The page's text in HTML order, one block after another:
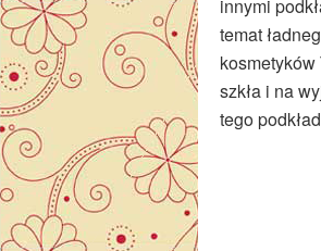
innymi
temat
szkła i na
tego